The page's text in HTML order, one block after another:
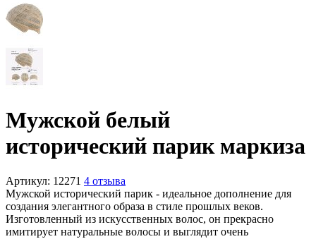
Мужской белый
исторический парик маркиза
Артикул: 12271 4 отзыва
Мужской исторический парик - идеальное дополнение для
создания элегантного образа в стиле прошлых веков.
Изготовленный из искусственных волос, он прекрасно
имитирует натуральные волосы и выглядит очень